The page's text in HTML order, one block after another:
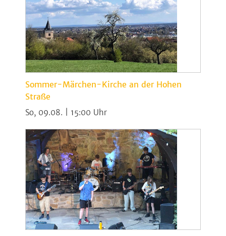
Sommer-Märchen-Kirche an der Hohen
Straße
So, 09.08. | 15:00